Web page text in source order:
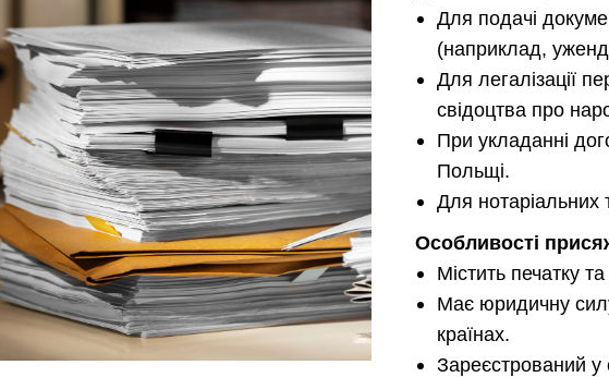
Для подачі
(наприклад,
Для легалізації
свідоцтва про
При укладанні
Польщі.
Для
Особливості
Містить печатку
Має юридичну
країнах.
Зареєстрований у